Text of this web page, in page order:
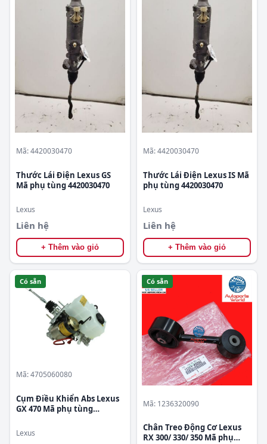
Mã: 4420030470
Thước Lái Điện Lexus GS
Mã phụ tùng 4420030470
Lexus
Liên hệ
+ Thêm vào giỏ
Mã: 4420030470
Thước Lái Điện Lexus IS Mã
phụ tùng 4420030470
Lexus
Liên hệ
+ Thêm vào giỏ
Có sẵn
Mã: 4705060080
Cụm Điều Khiển Abs Lexus
GX 470 Mã phụ tùng
Lexus
Có sẵn
Mã: 1236320090
Chân Treo Động Cơ Lexus
RX 300/ 330/ 350 Mã phụ